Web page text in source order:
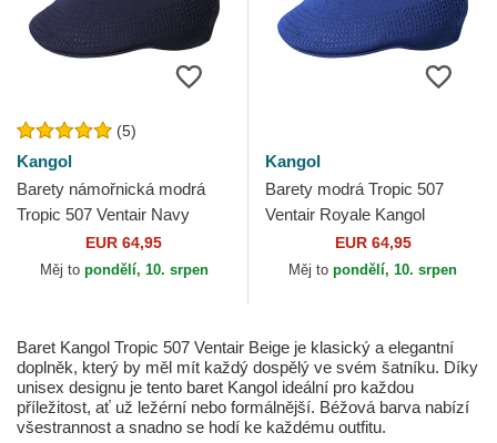
(5)
Kangol
Barety námořnická modrá
Tropic 507 Ventair Navy
EUR 64,95
Měj to pondělí, 10. srpen
Kangol
Barety modrá Tropic 507
Ventair Royale Kangol
EUR 64,95
Měj to pondělí, 10. srpen
Baret Kangol Tropic 507 Ventair Beige je klasický a elegantní
doplněk, který by měl mít každý dospělý ve svém šatníku. Díky
unisex designu je tento baret Kangol ideální pro každou
příležitost, ať už ležérní nebo formálnější. Béžová barva nabízí
všestrannost a snadno se hodí ke každému outfitu.